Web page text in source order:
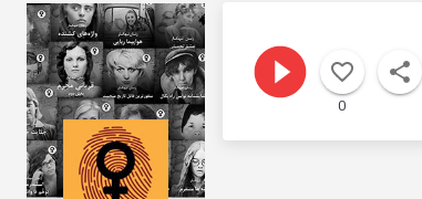
0